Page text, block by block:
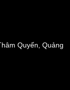
Quyến, Quảng